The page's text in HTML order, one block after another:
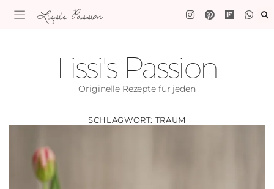
Lissi's Passion
Lissi's Passion
Originelle Rezepte für jeden
SCHLAGWORT: TRAUM